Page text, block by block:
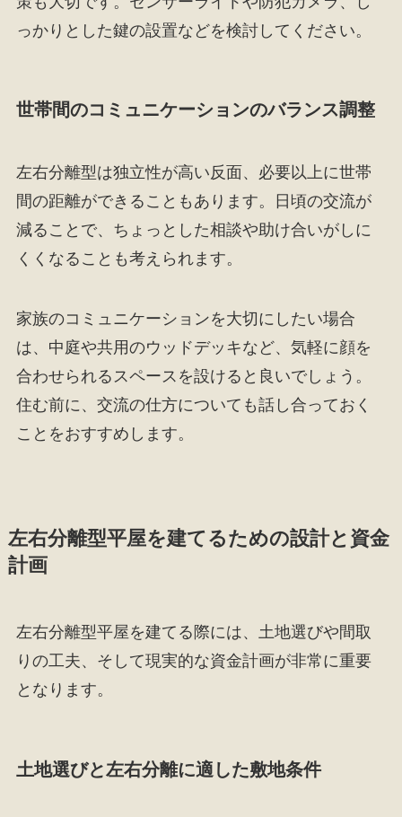
っかりとした鍵の設置などを検討してください。
世帯間のコミュニケーションのバランス調整
左右分離型は独立性が高い反面、必要以上に世帯
間の距離ができることもあります。日頃の交流が
減ることで、ちょっとした相談や助け合いがしに
くくなることも考えられます。
家族のコミュニケーションを大切にしたい場合
は、中庭や共用のウッドデッキなど、気軽に顔を
合わせられるスペースを設けると良いでしょう。
住む前に、交流の仕方についても話し合っておく
ことをおすすめします。
左右分離型平屋を建てるための設計と資金
計画
左右分離型平屋を建てる際には、土地選びや間取
りの工夫、そして現実的な資金計画が非常に重要
となります。
土地選びと左右分離に適した敷地条件